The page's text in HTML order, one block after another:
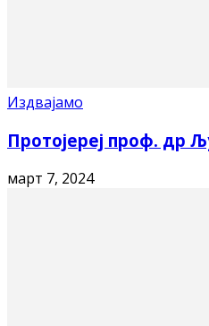
Издвајамо
Протојереј проф. др
март 7, 2024